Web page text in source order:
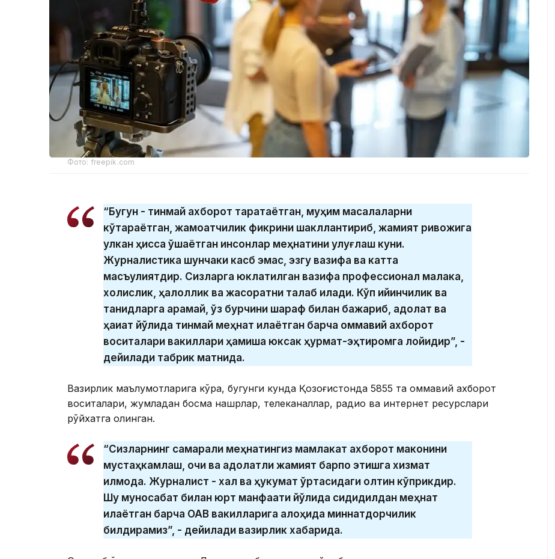
Фото: freepik.com
“Бугун - тинмай ахборот тарқатаётган, муҳим масалаларни
кўтараётган, жамоатчилик фикрини шакллантириб, жамият ривожига
улкан ҳисса қўшаётган инсонлар меҳнатини улуғлаш куни.
Журналистика шунчаки касб эмас, эзгу вазифа ва катта
масъулиятдир. Сизларга юклатилган вазифа профессионал малака,
холислик, ҳалоллик ва жасоратни талаб қилади. Кўп қийинчилик ва
танқидларга қарамай, ўз бурчини шараф билан бажариб, адолат ва
ҳақиқат йўлида тинмай меҳнат қилаётган барча оммавий ахборот
воситалари вакиллари ҳамиша юксак ҳурмат-эҳтиромга лойиқдир”, -
дейилади табрик матнида.
Вазирлик маълумотларига кўра, бугунги кунда Қозоғистонда 5855 та оммавий ахборот
воситалари, жумладан босма нашрлар, телеканаллар, радио ва интернет ресурслари
рўйхатга олинган.
“Сизларнинг самарали меҳнатингиз мамлакат ахборот маконини
мустаҳкамлаш, очиқ ва адолатли жамият барпо этишга хизмат
қилмоқда. Журналист - халқ ва ҳукумат ўртасидаги олтин кўприкдир.
Шу муносабат билан юрт манфаати йўлида сидқидилдан меҳнат
қилаётган барча ОАВ вакилларига алоҳида миннатдорчилик
билдирамиз”, - дейилади вазирлик хабарида.